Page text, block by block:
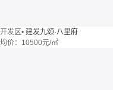
开发区• 建发九颂·八里府
均价： 10500元/㎡